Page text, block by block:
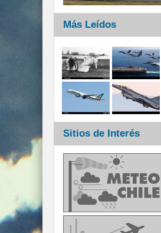
Más Leídos
Sitios de Interés